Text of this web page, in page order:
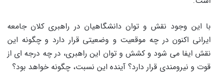
با این وجود نقش و توان دانشگاهیان در راهبری کلان جامعه
ایرانی اکنون در چه موقعیت و وضعیتی قرار دارد و چگونه این
نقش ایفا می شود و کشش و توان این راهبری، در چه درجه ای از
قوت و نیرومندی قرار دارد؟ آینده این نسبت، چگونه خواهد بود؟